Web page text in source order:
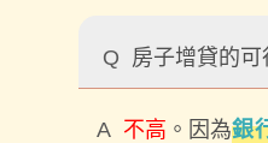
Q 房子增貸的可
A 不高 。因為銀